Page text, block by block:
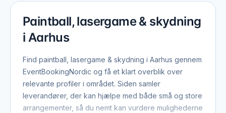
Paintball, lasergame & skydning
i Aarhus
Find paintball, lasergame & skydning i Aarhus gennem
EventBookingNordic og få et klart overblik over
relevante profiler i området. Siden samler
leverandører, der kan hjælpe med både små og store
arrangementer, så du nemt kan vurdere mulighederne